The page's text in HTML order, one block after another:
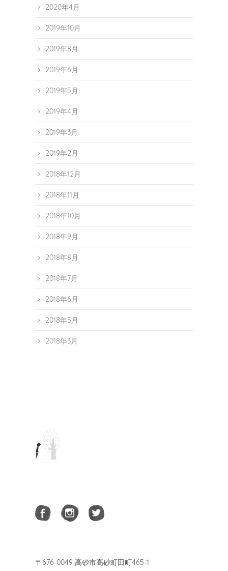
2020年4月
2019年10月
2019年8月
2019年6月
2019年5月
2019年4月
2019年3月
2019年2月
2018年12月
2018年11月
2018年10月
2018年9月
2018年8月
2018年7月
2018年6月
2018年5月
2018年3月
〒676-0049 高砂市高砂町田町465-1